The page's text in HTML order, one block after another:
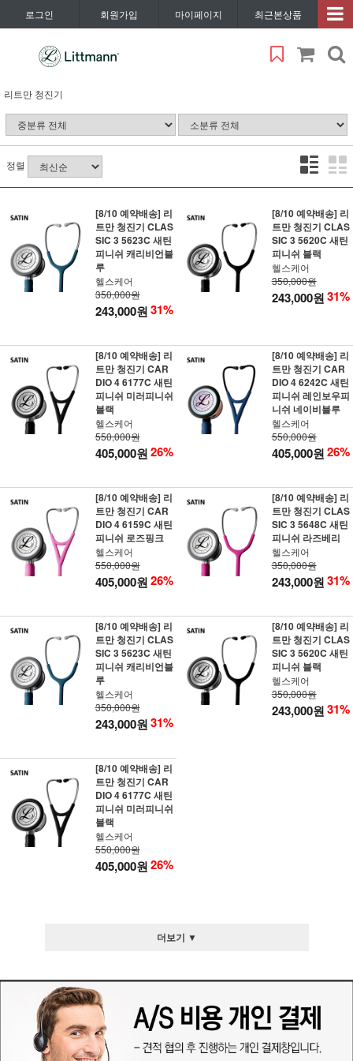
로그인 회원가입 마이페이지 최근본상품
리트만 청진기
정렬
[8/10 예약배송] 리
트만 청진기 CLAS
SIC 3 5623C 새틴
피니쉬 캐리비언블
루
헬스케어
350,000원
243,000원31%
[8/10 예약배송] 리
트만 청진기 CLAS
SIC 3 5620C 새틴
피니쉬 블랙
헬스케어
350,000원
243,000원31%
[8/10 예약배송] 리
트만 청진기 CAR
DIO 4 6177C 새틴
피니쉬 미러피니쉬
블랙
헬스케어
550,000원
405,000원26%
[8/10 예약배송] 리
트만 청진기 CAR
DIO 4 6242C 새틴
피니쉬 레인보우피
니쉬 네이비블루
헬스케어
550,000원
405,000원26%
[8/10 예약배송] 리
트만 청진기 CAR
DIO 4 6159C 새틴
피니쉬 로즈핑크
헬스케어
550,000원
405,000원26%
[8/10 예약배송] 리
트만 청진기 CLAS
SIC 3 5648C 새틴
피니쉬 라즈베리
헬스케어
350,000원
243,000원31%
[8/10 예약배송] 리
트만 청진기 CLAS
SIC 3 5623C 새틴
피니쉬 캐리비언블
루
헬스케어
350,000원
243,000원31%
[8/10 예약배송] 리
트만 청진기 CLAS
SIC 3 5620C 새틴
피니쉬 블랙
헬스케어
350,000원
243,000원31%
[8/10 예약배송] 리
트만 청진기 CAR
DIO 4 6177C 새틴
피니쉬 미러피니쉬
블랙
헬스케어
550,000원
405,000원26%
더보기 ▼